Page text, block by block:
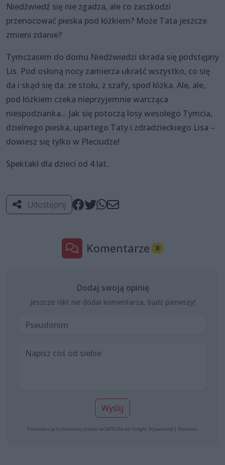
Niedźwiedź się nie zgadza, ale co zaszkodzi
przenocować pieska pod łóżkiem? Może Tata jeszcze
zmieni zdanie?
Tymczasem do domu Niedźwiedzi skrada się podstępny
Lis. Pod osłoną nocy zamierza ukraść wszystko, co się
da i skąd się da: ze stołu, z szafy, spod łóżka. Ale, ale,
pod łóżkiem czeka nieprzyjemnie warcząca
niespodzianka... Jak się potoczą losy wesołego Tymcia,
dzielnego pieska, upartego Taty i zdradzieckiego Lisa –
dowiesz się tylko w Pleciudze!
Spektakl dla dzieci od 4 lat.
Udostępnij
Komentarze 0
Dodaj swoją opinię
Jeszcze nikt nie dodał komentarza, bądź pierwszy!
Wyślij
Formularz jest chroniony dzięki reCAPTCHA od Google: Prywatność | Warunki